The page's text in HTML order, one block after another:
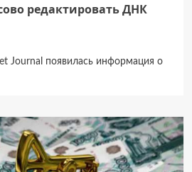
редактировать ДНК
Journal появилась информация о